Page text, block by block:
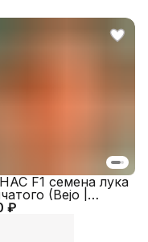
₽
F1 семена лука
(Bejo |